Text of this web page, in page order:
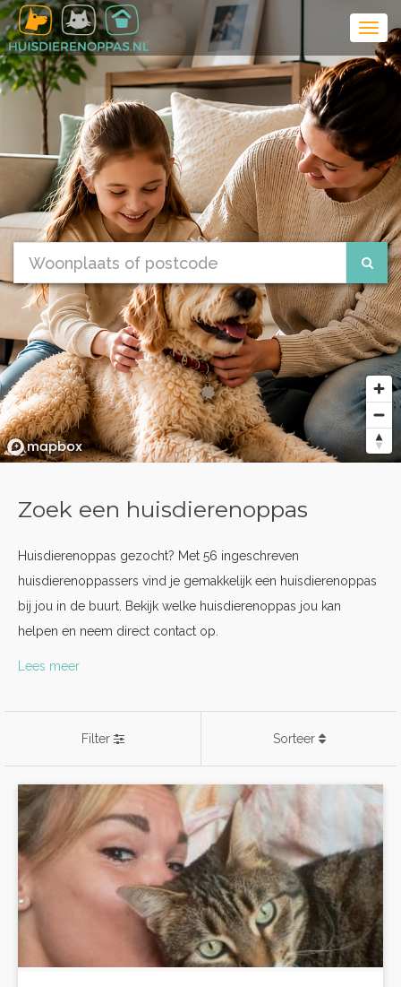
Zoek een huisdierenoppas
Huisdierenoppas gezocht? Met 56 ingeschreven
huisdierenoppassers vind je gemakkelijk een huisdierenoppas
bij jou in de buurt. Bekijk welke huisdierenoppas jou kan
helpen en neem direct contact op.
Lees meer
Filter Sorteer